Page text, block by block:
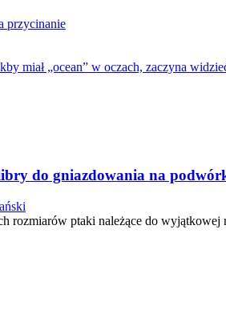
przycinanie
miał „ocean” w oczach, zaczyna
do gniazdowania na
rozmiarów ptaki należące do wyjątkowej